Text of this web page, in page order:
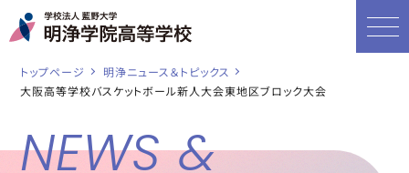
トップページ
明浄ニュース＆トピックス
大阪高等学校バスケットボール新人大会東地区ブロック大会
NEWS &